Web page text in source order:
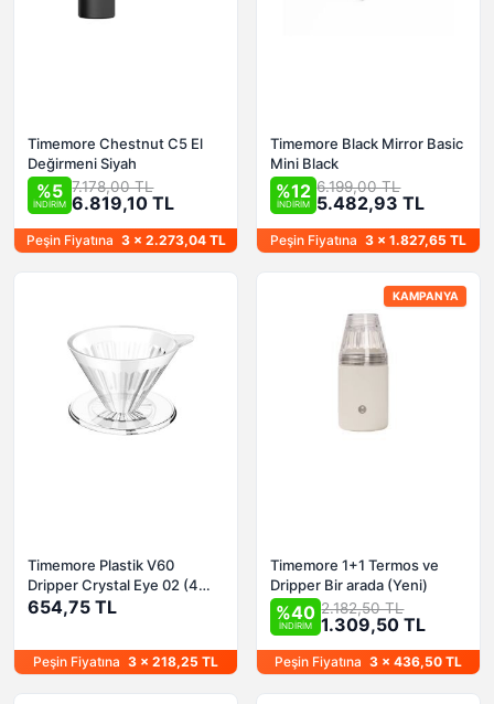
Timemore Chestnut C5 El
Değirmeni Siyah
%5
İNDİRİM
7.178,00 TL
6.819,10 TL
Peşin Fiyatına 3 x 2.273,04 TL
Timemore Black Mirror Basic
Mini Black
%12
İNDİRİM
6.199,00 TL
5.482,93 TL
Peşin Fiyatına 3 x 1.827,65 TL
Timemore Plastik V60
Dripper Crystal Eye 02 (4
Fincan)
654,75 TL
Peşin Fiyatına 3 x 218,25 TL
KAMPANYA
Timemore 1+1 Termos ve
Dripper Bir arada (Yeni)
%40
İNDİRİM
2.182,50 TL
1.309,50 TL
Peşin Fiyatına 3 x 436,50 TL